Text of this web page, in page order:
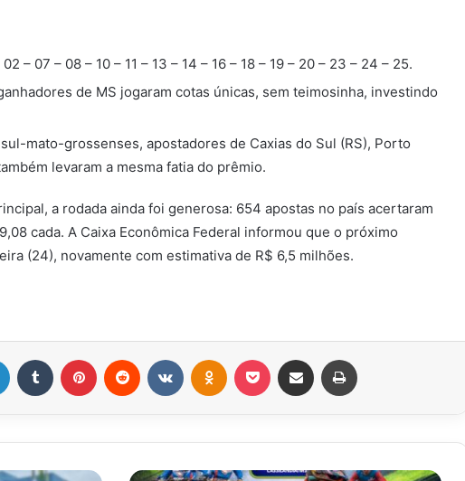
02 – 07 – 08 – 10 – 11 – 13 – 14 – 16 – 18 – 19 – 20 – 23 – 24 – 25.
de MS jogaram cotas únicas, sem teimosinha, investindo
mato-grossenses, apostadores de Caxias do Sul (RS), Porto
levaram a mesma fatia do prêmio.
a rodada ainda foi generosa: 654 apostas no país acertaram
cada. A Caixa Econômica Federal informou que o próximo
(24), novamente com estimativa de R$ 6,5 milhões.
Linkedin Tumblr Pinterest Reddit Pocket Compartilhar via e-mail